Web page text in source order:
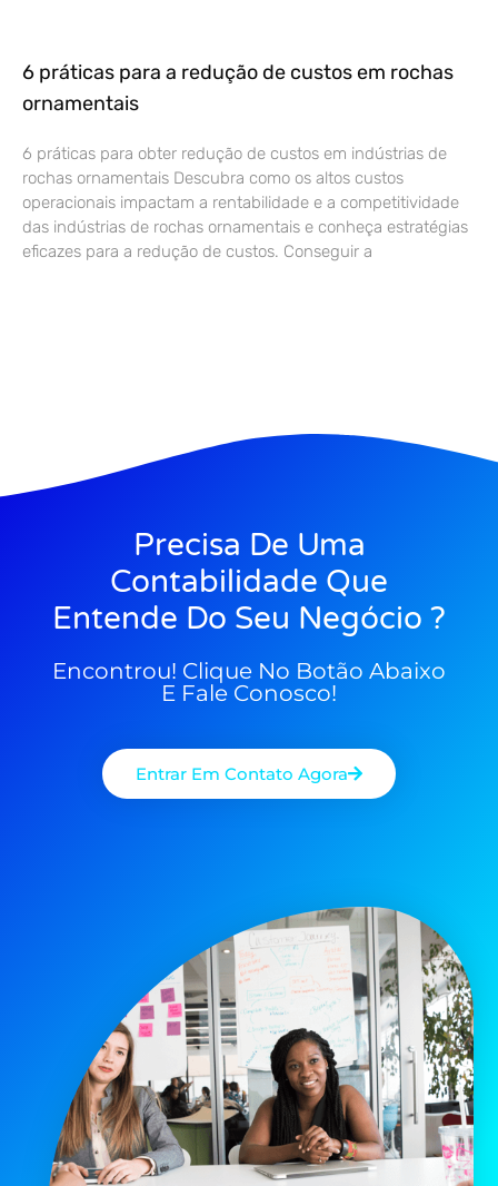
6 práticas para a redução de custos em rochas
ornamentais
6 práticas para obter redução de custos em indústrias de
rochas ornamentais Descubra como os altos custos
operacionais impactam a rentabilidade e a competitividade
das indústrias de rochas ornamentais e conheça estratégias
eficazes para a redução de custos. Conseguir a
Precisa De Uma
Contabilidade Que
Entende Do Seu Negócio ?
Encontrou! Clique No Botão Abaixo
E Fale Conosco!
Entrar Em Contato Agora